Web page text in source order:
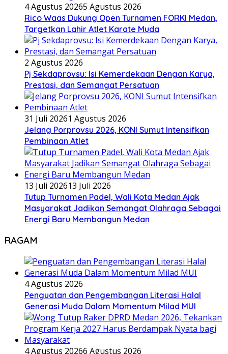
4 Agustus 20265 Agustus 2026
Rico Waas Dukung Open Turnamen FORKI Medan,
Targetkan Lahir Atlet Karate Muda
2 Agustus 2026
Pj Sekdaprovsu: Isi Kemerdekaan Dengan Karya,
Prestasi, dan Semangat Persatuan
31 Juli 20261 Agustus 2026
Jelang Porprovsu 2026, KONI Sumut Intensifkan
Pembinaan Atlet
13 Juli 202613 Juli 2026
Tutup Turnamen Padel, Wali Kota Medan Ajak
Masyarakat Jadikan Semangat Olahraga Sebagai
Energi Baru Membangun Medan
RAGAM
4 Agustus 2026
Penguatan dan Pengembangan Literasi Halal
Generasi Muda Dalam Momentum Milad MUI
4 Agustus 20266 Agustus 2026